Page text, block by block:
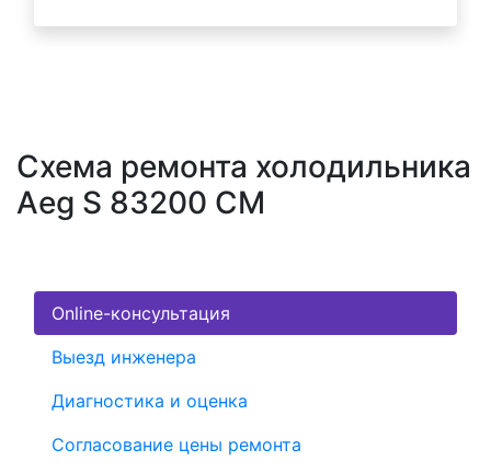
Схема ремонта холодильника
Aeg S 83200 CM
Online-консультация
Выезд инженера
Диагностика и оценка
Согласование цены ремонта